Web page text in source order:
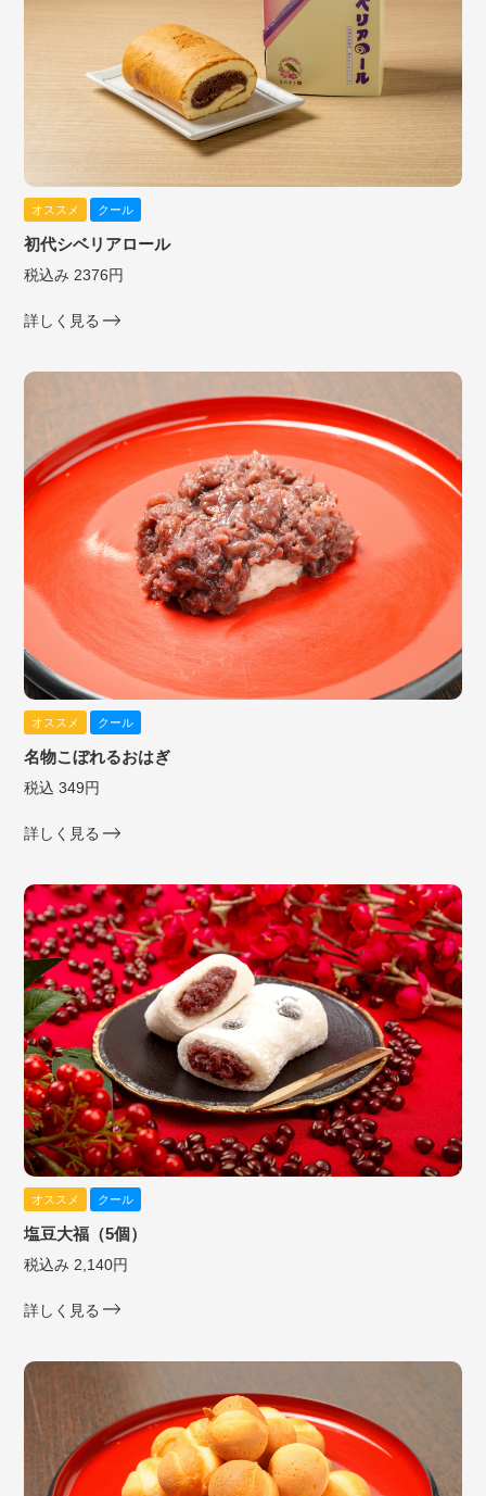
オススメ クール
初代シベリアロール
税込み 2376円
詳しく見る
オススメ クール
名物こぼれるおはぎ
税込 349円
詳しく見る
オススメ クール
塩豆大福（5個）
税込み 2,140円
詳しく見る